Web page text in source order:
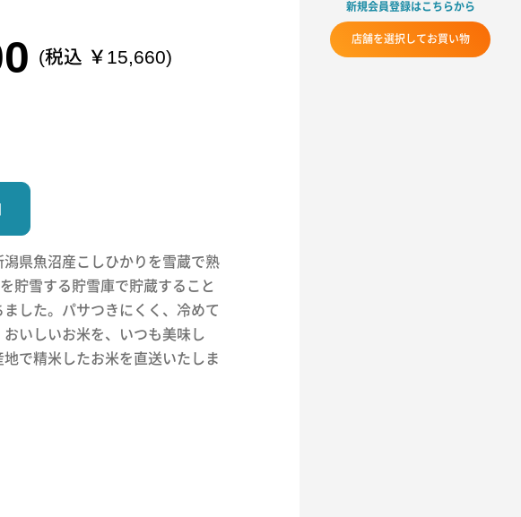
(税込 ￥15,660)
県魚沼産こしひかりを雪蔵で熟
貯雪する貯雪庫で貯蔵すること
した。パサつきにくく、冷めて
いしいお米を、いつも美味し
で精米したお米を直送いたしま
新規会員登録はこちらから
店舗を選択してお買い物